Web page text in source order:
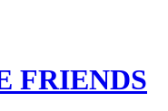
FRIENDS